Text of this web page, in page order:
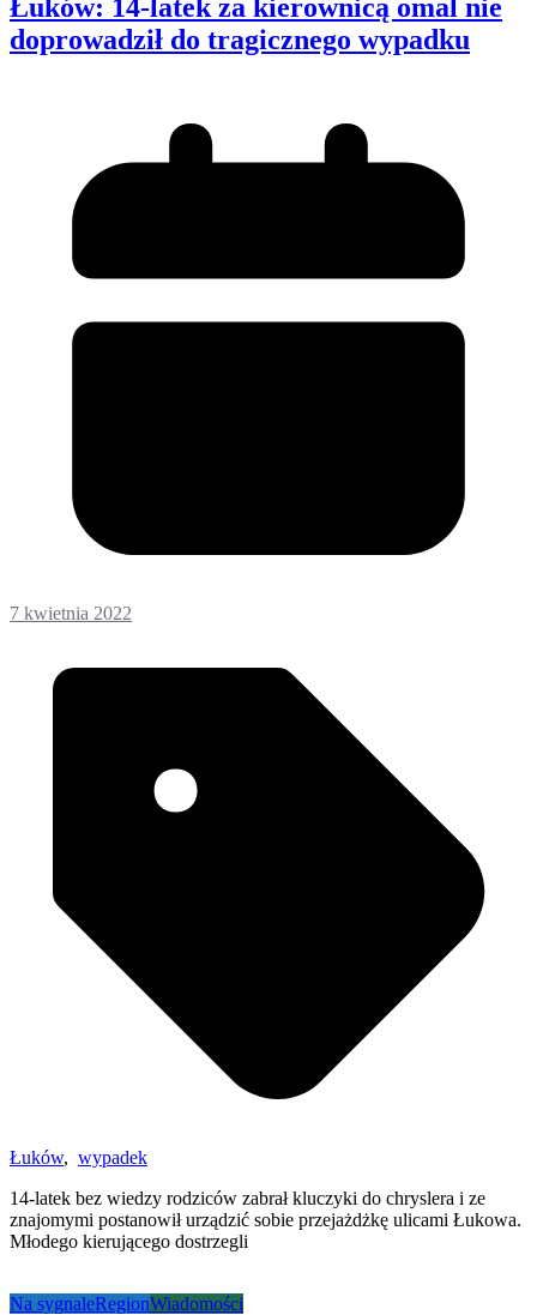
Łuków: 14-latek za kierownicą omal nie
doprowadził do tragicznego wypadku
7 kwietnia 2022
Łuków, wypadek
14-latek bez wiedzy rodziców zabrał kluczyki do chryslera i ze
znajomymi postanowił urządzić sobie przejażdżkę ulicami Łukowa.
Młodego kierującego dostrzegli
Na sygnaleRegionWiadomości